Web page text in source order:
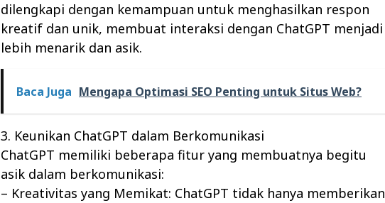
dilengkapi dengan kemampuan untuk menghasilkan respon
kreatif dan unik, membuat interaksi dengan ChatGPT menjadi
lebih menarik dan asik.
Baca Juga Mengapa Optimasi SEO Penting untuk Situs Web?
3. Keunikan ChatGPT dalam Berkomunikasi
ChatGPT memiliki beberapa fitur yang membuatnya begitu
asik dalam berkomunikasi:
– Kreativitas yang Memikat: ChatGPT tidak hanya memberikan